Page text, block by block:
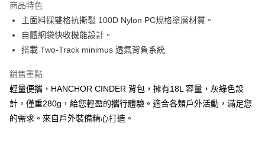
臺灣中小企業銀行
匯豐（台灣）商業銀行
華泰商業銀行
聯邦商業銀行
元大商業銀行
永豐商業銀行
台新國際商業銀行
台灣樂天信用卡公司
Apple Pay
ATM付款
全家取貨付款
每筆NT$60，滿NT$490(含以上)免運費
付款後全家取貨
商品特色
主面料採雙格抗撕裂 100D Nylon PC規格塗層材質。
自體網袋快收機能設計。
搭載 Two-Track minimus 透氣背負系統
銷售重點
輕量便攜，HANCHOR CINDER 背包，擁有18L 容量，灰綠色設
計，僅重280g，給您輕盈的攜行體驗。適合各類戶外活動，滿足您
的需求。來自戶外裝備精心打造。